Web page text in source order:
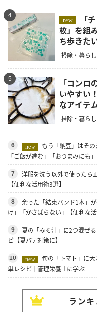
4
new
枚」を組
ち歩きた
掃除・暮らし
5
「コン
いやすい
なアイテム
掃除・暮らし
6 new
もう「納豆」はそ
「ご飯が進む」「おつまみにも」
7
洋服を洗う以外で使ったら
【便利な活用術3選】
8
余った「結束バンド1本」
け」「かさばらない」【便利な活
9
夏の「みそ汁」に2つ混ぜ
ピ【夏バテ対策に】
10 new
旬の「トマト」に
単レシピ｜管理栄養士に学ぶ
ラン